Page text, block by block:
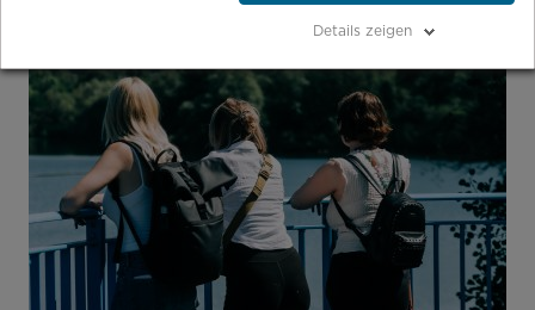
Details zeigen